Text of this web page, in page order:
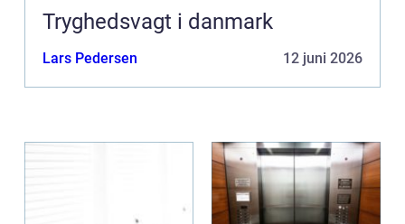
Tryghedsvagt i danmark
Lars Pedersen 12 juni 2026